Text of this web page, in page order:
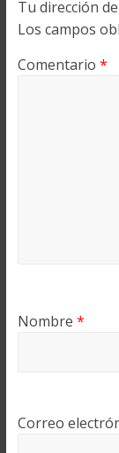
Tu dirección
Los campos
Comentario *
Nombre *
Correo